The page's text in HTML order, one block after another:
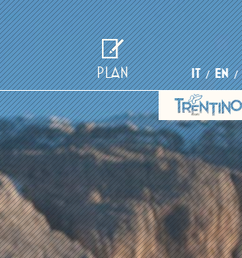
IT EN
PLAN